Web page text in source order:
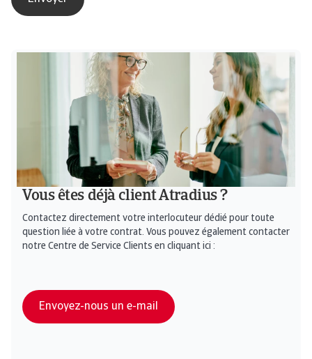
Vous êtes déjà client Atradius ?
Contactez directement votre interlocuteur dédié pour toute
question liée à votre contrat. Vous pouvez également contacter
notre Centre de Service Clients en cliquant ici :
Envoyez-nous un e-mail